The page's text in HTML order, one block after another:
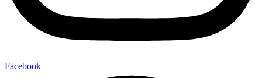
Facebook